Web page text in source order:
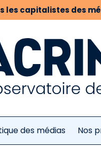
les capitalistes des
des médias Nos